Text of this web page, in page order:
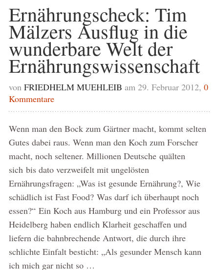
Ernährungscheck: Tim
Mälzers Ausflug in die
wunderbare Welt der
Ernährungswissenschaft
von FRIEDHELM MUEHLEIB am 29. Februar 2012, 0
Kommentare
Wenn man den Bock zum Gärtner macht, kommt selten
Gutes dabei raus. Wenn man den Koch zum Forscher
macht, noch seltener. Millionen Deutsche quälten
sich bis dato verzweifelt mit ungelösten
Ernährungsfragen: „Was ist gesunde Ernährung?, Wie
schädlich ist Fast Food? Was darf ich überhaupt noch
essen?“ Ein Koch aus Hamburg und ein Professor aus
Heidelberg haben endlich Klarheit geschaffen und
liefern die bahnbrechende Antwort, die durch ihre
schlichte Einfalt besticht: „Als gesunder Mensch kann
ich mich gar nicht so …